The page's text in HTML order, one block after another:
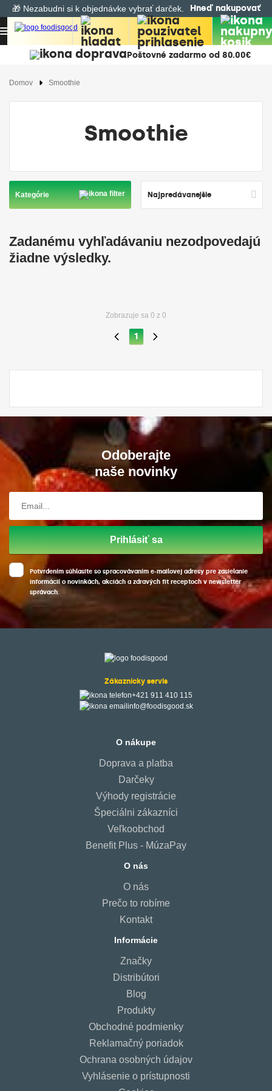
🎁 Nezabudni si k objednávke vybrať darček. Hneď nakupovať
Poštovné zadarmo od 80.00€
Domov Smoothie
Smoothie
Kategórie
Zadanému vyhľadávaniu nezodpovedajú
žiadne výsledky.
Zobrazuje sa 0 z 0
1
Odoberajte
naše novinky
Prihlásiť sa
Potvrdením súhlasite so spracovávaním e-mailovej adresy pre zasielanie
informácií o novinkách, akciách a zdravých fit receptoch v newsletter
správach.
Zákaznícky servis
+421 911 410 115‬
info@foodisgood.sk
O nákupe
Doprava a platba
Darčeky
Výhody registrácie
Špeciálni zákazníci
Veľkoobchod
Benefit Plus - MúzaPay
O nás
O nás
Prečo to robíme
Kontakt
Informácie
Značky
Distribútori
Blog
Produkty
Obchodné podmienky
Reklamačný poriadok
Ochrana osobných údajov
Vyhlásenie o prístupnosti